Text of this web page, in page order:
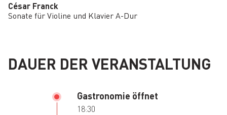
César Franck
Sonate für Violine und Klavier A-Dur
DAUER DER VERANSTALTUNG
Gastronomie öffnet
18:30